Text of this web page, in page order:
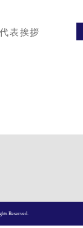
代表挨拶
Reserved.